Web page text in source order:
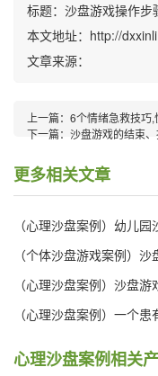
标题：沙盘游戏操作步
本文地址：http://
文章来源：
上一篇： 6个情绪急救技巧
下一篇： 沙盘游戏的结束
更多相关文章
（心理沙盘案例）幼儿
（个体沙盘游戏案例）
（心理沙盘案例）沙盘
（心理沙盘案例）一个
心理沙盘案例相关